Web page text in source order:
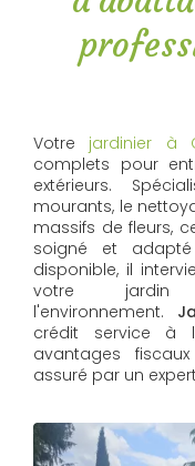
Votre jardinier à
complets pour
extérieurs.
mourants, le
massifs de fleurs,
soigné et
disponible, il
votre
l'environnement.
crédit service à
avantages
assuré par un